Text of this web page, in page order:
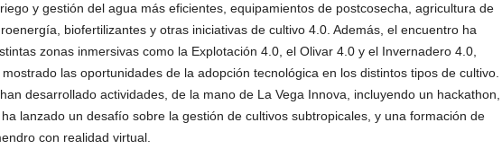
y gestión del agua más eficientes, equipamientos de postcosecha, agricultura de
biofertilizantes y otras iniciativas de cultivo 4.0. Además, el encuentro ha
zonas inmersivas como la Explotación 4.0, el Olivar 4.0 y el Invernadero 4.0,
las oportunidades de la adopción tecnológica en los distintos tipos de cultivo.
desarrollado actividades, de la mano de La Vega Innova, incluyendo un hackathon,
lanzado un desafío sobre la gestión de cultivos subtropicales, y una formación de
con realidad virtual.